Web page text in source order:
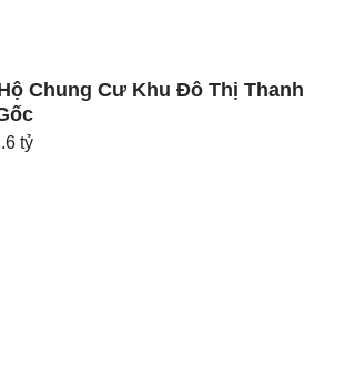
Chung Cư Khu Đô Thị Thanh
tỷ